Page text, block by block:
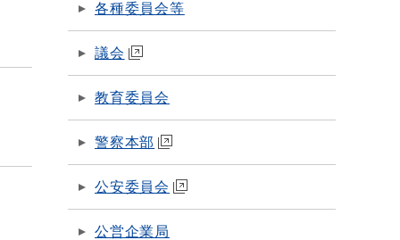
各種委員会等
議会
教育委員会
警察本部
公安委員会
公営企業局